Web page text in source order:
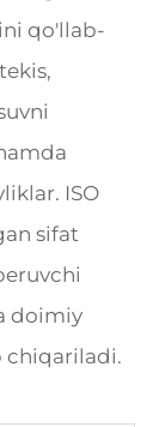
qo'llab-
ISO
sifat
doimiy
chiqariladi.